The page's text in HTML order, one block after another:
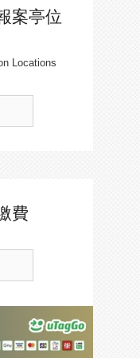
案亭位
Locations
費